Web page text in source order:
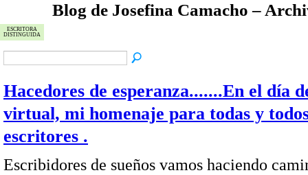
ESCRITORA
DISTINGUIDA
Blog de Josefina Camacho –
Hacedores de esperanza.......En el día
virtual, mi homenaje para todas y
escritores .
Escribidores de sueños vamos haciendo